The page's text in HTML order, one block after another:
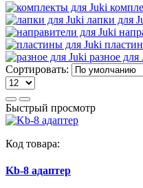
лапки для
разное для
Сортировать:
Быстрый просмотр
Код товара:
Kb-8 адаптер